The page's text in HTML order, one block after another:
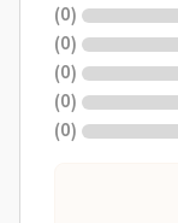
(
0
)
(
0
)
(
0
)
(
0
)
(
0
)